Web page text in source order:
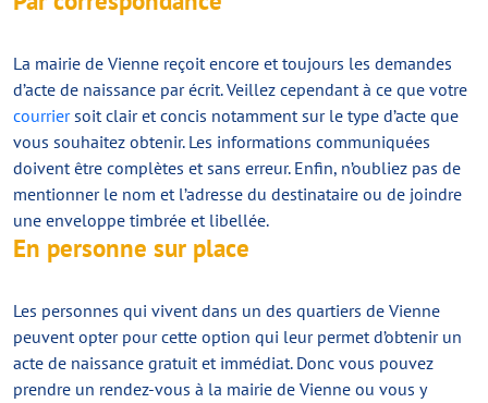
La mairie de Vienne reçoit encore et toujours les demandes
d’acte de naissance par écrit. Veillez cependant à ce que votre
courriersoit clair et concis notamment sur le type d’acte que
vous souhaitez obtenir. Les informations communiquées
doivent être complètes et sans erreur. Enfin, n’oubliez pas de
mentionner le nom et l’adresse du destinataire ou de joindre
une enveloppe timbrée et libellée.
En personne sur place
Les personnes qui vivent dans un des quartiers de Vienne
peuvent opter pour cette option qui leur permet d’obtenir un
acte de naissance gratuit et immédiat. Donc vous pouvez
prendre un rendez-vous à la mairie de Vienne ou vous y